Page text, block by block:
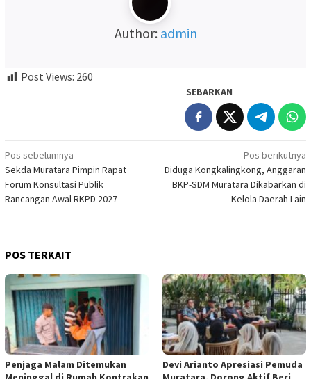
Author: admin
Post Views: 260
SEBARKAN
Navigasi
pos
Pos sebelumnya
Sekda Muratara Pimpin Rapat
Forum Konsultasi Publik
Rancangan Awal RKPD 2027
Pos berikutnya
Diduga Kongkalingkong, Anggaran
BKP-SDM Muratara Dikabarkan di
Kelola Daerah Lain
POS TERKAIT
Penjaga Malam Ditemukan
Devi Arianto Apresiasi Pemuda